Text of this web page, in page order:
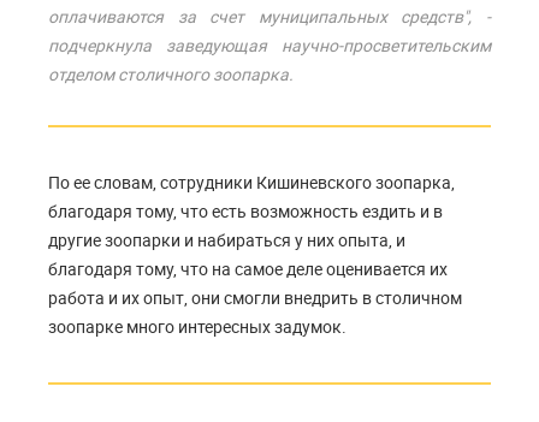
оплачиваются за счет муниципальных средств", -
подчеркнула заведующая научно-просветительским
отделом столичного зоопарка.
По ее словам, сотрудники Кишиневского зоопарка,
благодаря тому, что есть возможность ездить и в
другие зоопарки и набираться у них опыта, и
благодаря тому, что на самое деле оценивается их
работа и их опыт, они смогли внедрить в столичном
зоопарке много интересных задумок.